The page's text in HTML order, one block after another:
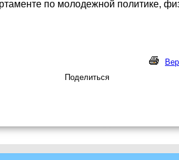
по молодежной политике,
Поделиться